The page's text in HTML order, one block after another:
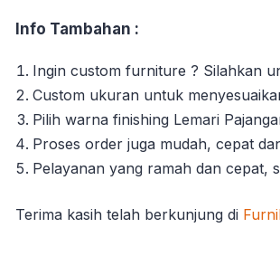
Info Tambahan :
Ingin custom furniture ? Silahkan
Custom ukuran untuk
Pilih warna finishing Lemari
Proses order juga mudah, cepat
Pelayanan yang ramah dan cepat,
Terima kasih telah berkunjung di